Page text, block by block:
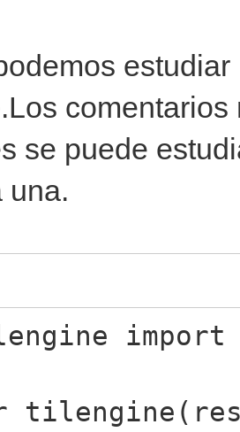
se puede
una.
import